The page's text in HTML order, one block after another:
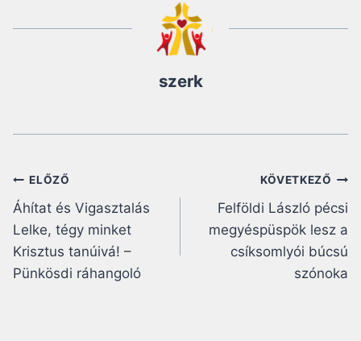
szerk
Bejegyzés
navigáció
ELŐZŐ
Áhítat és Vigasztalás
Lelke, tégy minket
Krisztus tanúivá! –
Pünkösdi ráhangoló
KÖVETKEZŐ
Felföldi László pécsi
megyéspüspök lesz a
csíksomlyói búcsú
szónoka